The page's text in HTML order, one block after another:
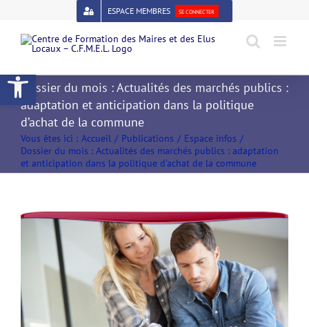
Open toolbar
contenu
ESPACE MEMBRES SE CONNECTER
Dossier du mois : Actualités des marchés publics :
adaptation et anticipation dans la politique
d’achat de la commune
Vous êtes ici : Accueil Publications
Espace infos
Dossier du mois : Actualités des marchés publics : adaptation
et anticipation dans la politique d’achat de la commune
Voir
agrandie